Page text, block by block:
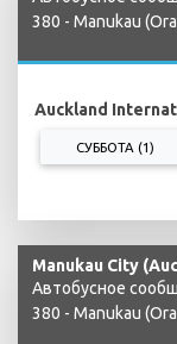
380 - Manukau
Auckland
СУББОТА (1)
Manukau City
Автобусное
380 - Manukau